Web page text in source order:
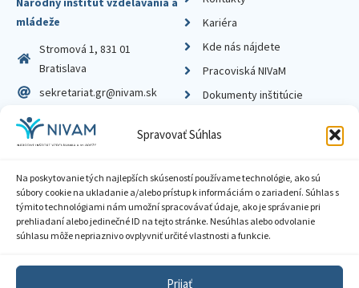
Spravovať Súhlas
Na poskytovanie tých najlepších skúseností používame technológie, ako sú
súbory cookie na ukladanie a/alebo prístup k informáciám o zariadení. Súhlas s
týmito technológiami nám umožní spracovávať údaje, ako je správanie pri
prehliadaní alebo jedinečné ID na tejto stránke. Nesúhlas alebo odvolanie
súhlasu môže nepriaznivo ovplyvniť určité vlastnosti a funkcie.
Prijať
mládeže
Stromová 1, 831 01
Bratislava
sekretariat.gr@nivam.sk
IČO: 00164348
DIČ: 2020798714
Kariéra
Kde nás nájdete
Pracoviská NIVaM
Dokumenty inštitúcie
Zásady ochrany súkromia